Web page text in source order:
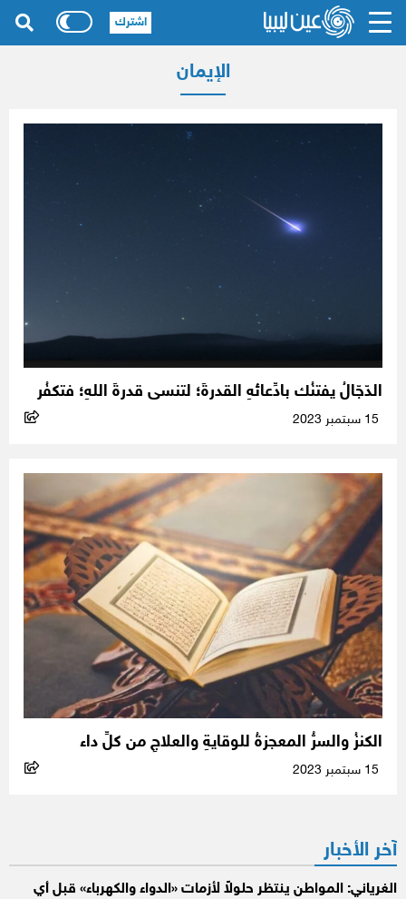
الإيمان
الدّجّالُ يفتنُك بادِّعائهِ القدرةَ؛ لتنسى قدرةَ اللهِ؛ فتكفُر
الكنزُ والسرُّ المعجزةُ للوقايةِ والعلاجِ من كلِّ داء
آخر الأخبار
الغرياني: المواطن ينتظر حلولاً لأزمات «الدواء والكهرباء» قبل أي
اشترك